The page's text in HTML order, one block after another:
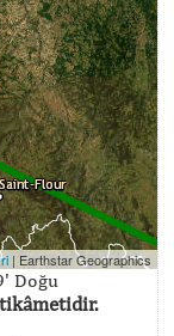
| Earthstar Geographics
Doğu